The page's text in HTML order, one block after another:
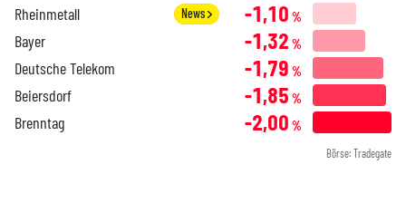
Rheinmetall News -1,10 %
Bayer -1,32 %
Deutsche Telekom -1,79 %
Beiersdorf -1,85 %
Brenntag -2,00 %
Börse: Tradegate